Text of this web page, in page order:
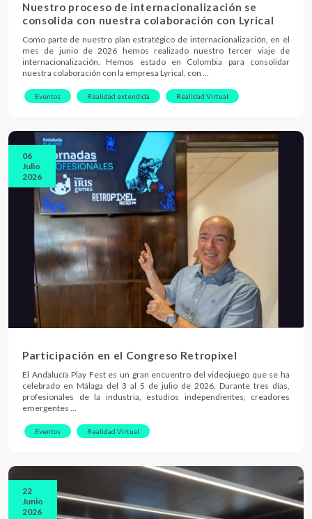
Nuestro proceso de internacionalización se
consolida con nuestra colaboración con Lyrical
Como parte de nuestro plan estratégico de internacionalización, en el
mes de junio de 2026 hemos realizado nuestro tercer viaje de
internacionalización. Hemos estado en Colombia para consolidar
nuestra colaboración con la empresa Lyrical, con …
Eventos Realidad extendida Realidad Virtual
06
Julio
2026
Participación en el Congreso Retropixel
El Andalucía Play Fest es un gran encuentro del videojuego que se ha
celebrado en Málaga del 3 al 5 de julio de 2026. Durante tres días,
profesionales de la industria, estudios independientes, creadores
emergentes …
Eventos Realidad Virtual
22
Junio
2026